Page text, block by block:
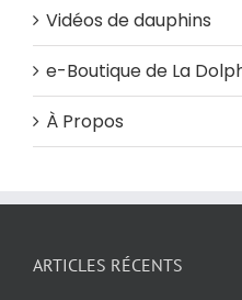
Vidéos de dauphins
e-Boutique de La
À Propos
ARTICLES RÉCENTS